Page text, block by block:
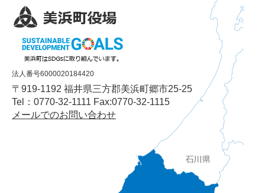
法人番号6000020184420
〒919-1192 福井県三方郡美浜町郷市25-25
Tel：0770-32-1111 Fax:0770-32-1115
メールでのお問い合わせ